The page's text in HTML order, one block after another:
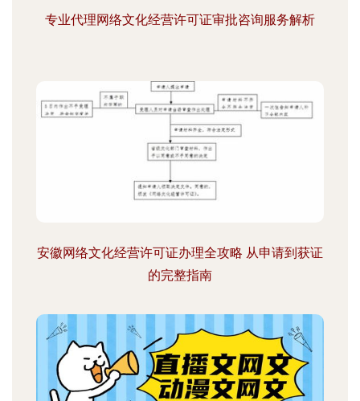
专业代理网络文化经营许可证审批咨询服务解析
安徽网络文化经营许可证办理全攻略 从申请到获证
的完整指南